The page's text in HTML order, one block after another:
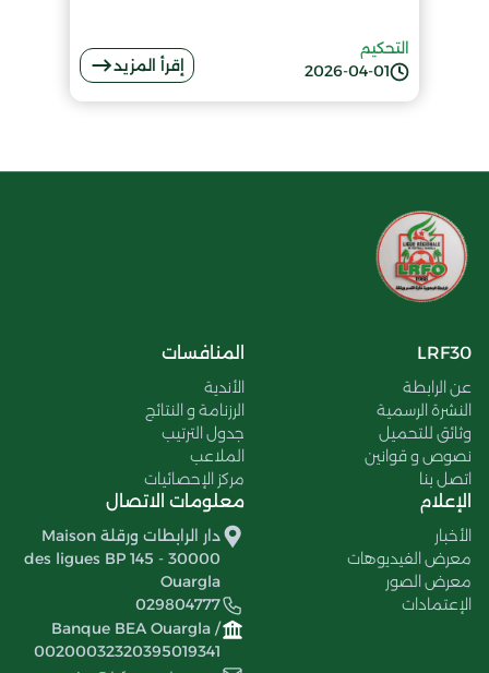
2026-04-01
التحكيم
إقرأ المزيد
LRF30
عن الرابطة
النشرة الرسمية
وثائق للتحميل
نصوص و قوانين
اتصل بنا
المنافسات
الأندية
الرزنامة و النتائج
جدول الترتيب
الملاعب
مركز الإحصائيات
الإعلام
الأخبار
معرض الفيديوهات
معرض الصور
الإعتمادات
معلومات الاتصال
دار الرابطات ورقلة Maison
des ligues BP 145 - 30000
Ouargla
029804777
Banque BEA Ouargla /
00200032320395019341